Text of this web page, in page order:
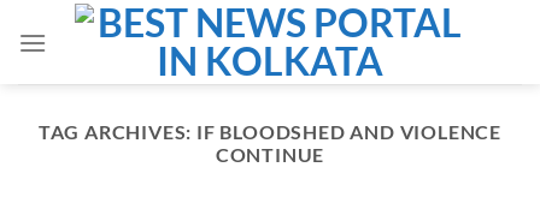
TAG ARCHIVES: IF BLOODSHED AND VIOLENCE
CONTINUE